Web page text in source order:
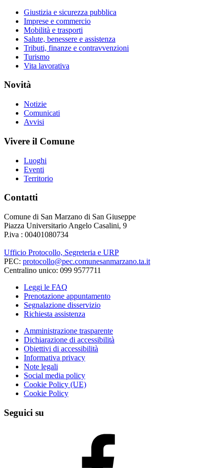
Giustizia e sicurezza pubblica
Imprese e commercio
Mobilità e trasporti
Salute, benessere e assistenza
Tributi, finanze e contravvenzioni
Turismo
Vita lavorativa
Novità
Notizie
Comunicati
Avvisi
Vivere il Comune
Luoghi
Eventi
Territorio
Contatti
Comune di San Marzano di San Giuseppe
Piazza Universitario Angelo Casalini, 9
P.iva : 00401080734
Ufficio Protocollo, Segreteria e URP
PEC: protocollo@pec.comunesanmarzano.ta.it
Centralino unico: 099 9577711
Leggi le FAQ
Prenotazione appuntamento
Segnalazione disservizio
Richiesta assistenza
Amministrazione trasparente
Dichiarazione di accessibilità
Obiettivi di accessibilità
Informativa privacy
Note legali
Social media policy
Cookie Policy (UE)
Cookie Policy
Seguici su